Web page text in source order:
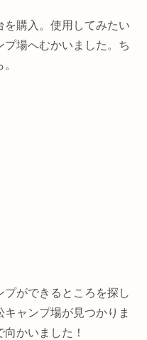
を購入。使用してみたい
プ場へむかいました。ち
ができるところを探し
ャンプ場が見つかりま
かいました！